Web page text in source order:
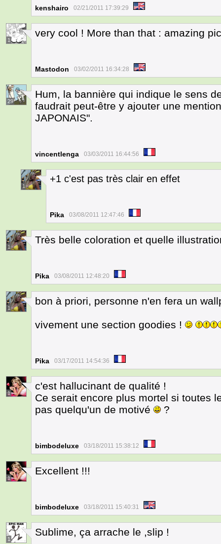
kenshairo 02/21/2011 17:39:29
1
very cool ! More than that : amazing
Mastodon 03/02/2011 16:34:28
29
Hum, la bannière qui indique le sens
faudrait peut-être y ajouter une
JAPONAIS".
vincentlenga 03/03/2011 16:44:56
1
+1 c'est pas très clair en effet
Pika 03/08/2011 12:47:46
1
Très belle coloration et quelle
Pika 03/08/2011 12:48:20
1
bon à priori, personne n'en fera un
vivement une section goodies !
Pika 03/17/2011 14:54:36
1
c'est hallucinant de qualité !
Ce serait encore plus mortel si toutes
pas quelqu'un de motivé
?
bimbodeluxe 03/18/2011 15:38:12
1
Excellent !!!
bimbodeluxe 03/18/2011 15:40:31
1
Sublime, ça arrache le ,slip !